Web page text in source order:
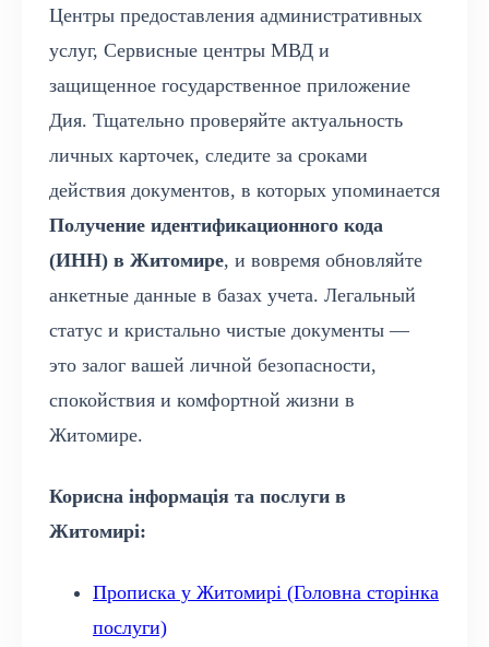
Центры предоставления административных
услуг, Сервисные центры МВД и
защищенное государственное приложение
Дия. Тщательно проверяйте актуальность
личных карточек, следите за сроками
действия документов, в которых упоминается
Получение идентификационного кода
(ИНН) в Житомире, и вовремя обновляйте
анкетные данные в базах учета. Легальный
статус и кристально чистые документы —
это залог вашей личной безопасности,
спокойствия и комфортной жизни в
Житомире.
Корисна інформація та послуги в
Житомирі:
Прописка у Житомирі (Головна сторінка
послуги)